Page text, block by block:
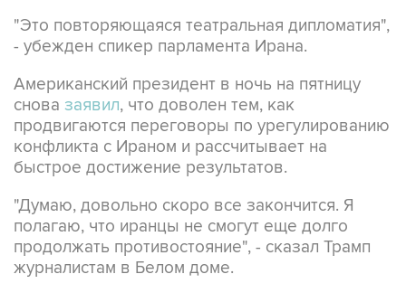
"Это повторяющаяся театральная дипломатия",
- убежден спикер парламента Ирана.
Американский президент в ночь на пятницу
снова заявил, что доволен тем, как
продвигаются переговоры по урегулированию
конфликта с Ираном и рассчитывает на
быстрое достижение результатов.
"Думаю, довольно скоро все закончится. Я
полагаю, что иранцы не смогут еще долго
продолжать противостояние", - сказал Трамп
журналистам в Белом доме.